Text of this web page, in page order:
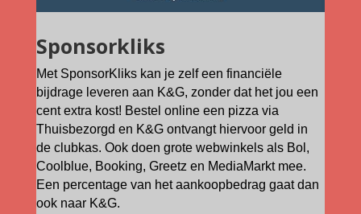
Sponsorkliks
​Met SponsorKliks kan je zelf een financiële
bijdrage leveren aan K&G, zonder dat het jou een
cent extra kost! Bestel online een pizza via
Thuisbezorgd en K&G ontvangt hiervoor geld in
de clubkas. Ook doen grote webwinkels als Bol,
Coolblue, Booking, Greetz en MediaMarkt mee.
Een percentage van het aankoopbedrag gaat dan
ook naar K&G.